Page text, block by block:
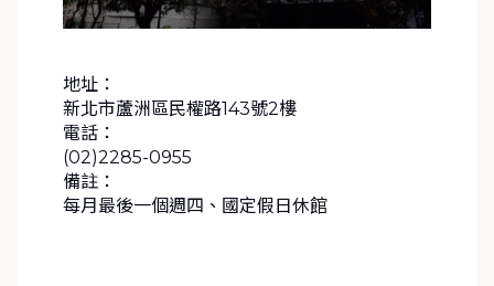
地址：
新北市蘆洲區民權路143號2樓
電話：
(02)2285-0955
備註：
每月最後一個週四、國定假日休館